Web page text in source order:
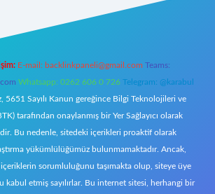
E-mail: backlinkpaneli@gmail.com Teams:
Whatsapp: 0262 606 0 726 Telegram: @karabul
5651 Sayılı Kanun gereğince Bilgi Teknolojileri ve
tarafından onaylanmış bir Yer Sağlayıcı olarak
Bu nedenle, sitedeki içerikleri proaktif olarak
yükümlülüğümüz bulunmamaktadır. Ancak,
içeriklerin sorumluluğunu taşımakta olup, siteye üye
kabul etmiş sayılırlar. Bu internet sitesi, herhangi bir